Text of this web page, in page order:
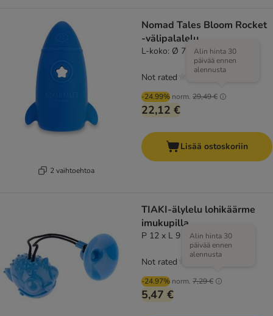
2 vaihtoehtoa
Nomad Tales Bloom Rocket
-välipalalelu
L-koko: Ø 7 x H 14,7 cm
-24.99% norm. 29,49 €
Alin hinta 30
päivää ennen
alennusta
22,12 €
Not rated
Lisää ostoskoriin
TIAKI-älylelu lohikäärme
imukupilla
P 12 x L 9 x K 8 cm
-24.97% norm. 7,29 €
Alin hinta 30
päivää ennen
alennusta
5,47 €
Not rated